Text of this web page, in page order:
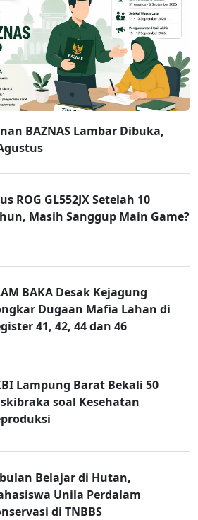
BAZNAS Lambar Dibuka,
ROG GL552JX Setelah 10
Masih Sanggup Main Game?
BAKA Desak Kejagung
Dugaan Mafia Lahan di
41, 42, 44 dan 46
Lampung Barat Bekali 50
soal Kesehatan
Belajar di Hutan,
Unila Perdalam
di TNBBS